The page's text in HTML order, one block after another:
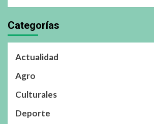
Categorías
Actualidad
Agro
Culturales
Deporte